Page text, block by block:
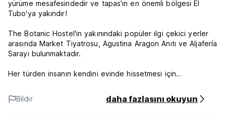
yürüme mesafesindedir ve tapas'ın en önemli bölgesi El
Tubo'ya yakındır!
The Botanic Hostel'in yakınındaki popüler ilgi çekici yerler
arasında Market Tiyatrosu, Agustina Aragon Anıtı ve Aljafería
Sarayı bulunmaktadır.
Her türden insanın kendini evinde hissetmesi için
yaratılmıştır.
Özel banyolu odalar ve bina genelinde Wi-Fi sunmaktadır.
Bildir daha fazlasını okuyun